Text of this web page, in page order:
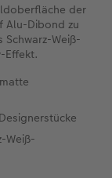
der
Alu-Dibond zu
Weiß-
Effekt.
Weiß-